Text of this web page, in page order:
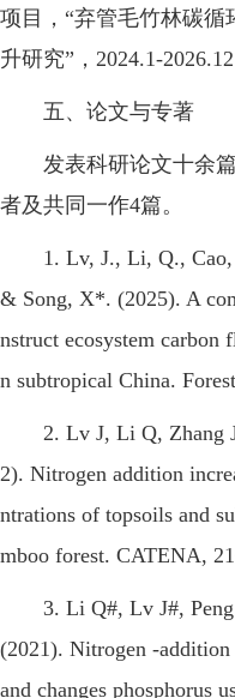
项目，“弃管毛竹林碳
升研究”，2024.1-
五、论文与专著
发表科研论文十余篇
者及共同一作4篇。
1. Lv, J., Li, Q., Cao,
& Song, X*. (2025). A
nstruct ecosystem carbon
n subtropical China.
2. Lv J, Li Q, Zhang
2). Nitrogen addition
ntrations of topsoils and
mboo forest. CATENA,
3. Li Q#, Lv J#, Peng
(2021). Nitrogen -addition
and changes phosphorus